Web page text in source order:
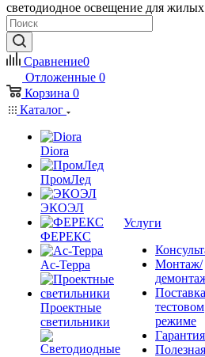
светодиодное освещение для
Сравнение0
Отложенные 0
Корзина 0
Каталог
Diora
ПромЛед
ЭКОЭЛ
ФЕРЕКС
Ас-Терра
Проектные
светильники
Услуги
Монтаж/
тестовом
режиме
Гарантия
Полезная